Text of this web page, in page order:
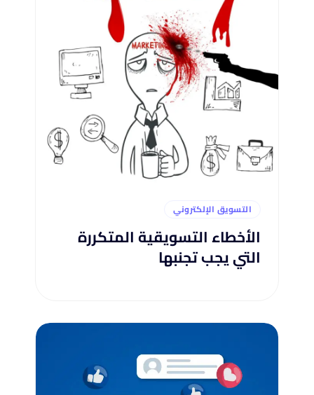
التسويق الإلكتروني
الأخطاء التسويقية المتكررة
التي يجب تجنبها